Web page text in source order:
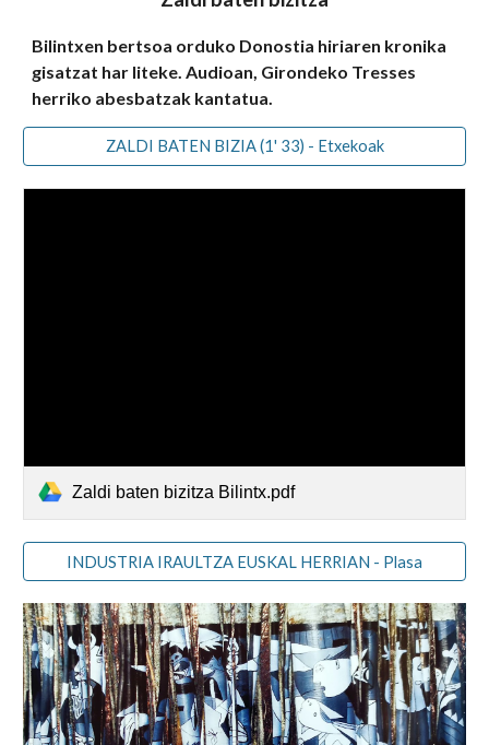
Bilintxen bertsoa orduko Donostia hiriaren kronika
gisatzat har liteke . Audioan, Girondeko Tresses
herriko abesbatzak kantatua
ZALDI BATEN BIZIA (1' 33) - Etxekoak
Zaldi baten bizitza Bilintx.pdf
INDUSTRIA IRAULTZA EUSKAL HERRIAN - Plasa